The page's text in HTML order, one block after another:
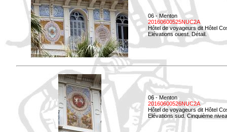
06 - Menton
20160600525NUC2A
Hôtel de voyageurs dit Hôtel
Elévations ouest. Détail.
06 - Menton
20160600526NUC2A
Hôtel de voyageurs dit Hôtel
Elévations sud. Cinquième